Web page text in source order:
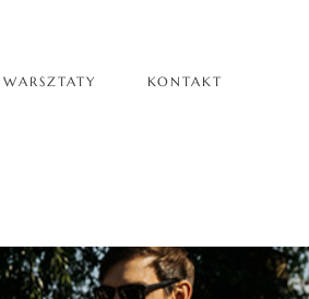
WARSZTATY KONTAKT